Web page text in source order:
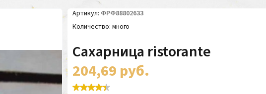
Артикул ФРФ88802633
Количество много
Сахарница ristorante
204,69 руб.